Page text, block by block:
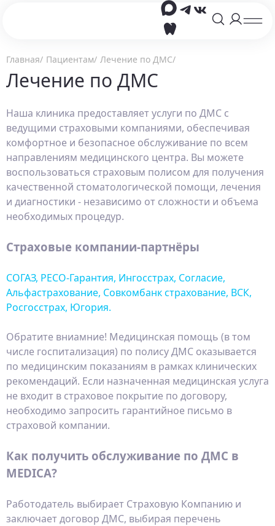
Главная Пациентам Лечение по ДМС
Лечение по ДМС
Наша клиника предоставляет услуги по ДМС с
ведущими страховыми компаниями, обеспечивая
комфортное и безопасное обслуживание по всем
направлениям медицинского центра. Вы можете
воспользоваться страховым полисом для получения
качественной стоматологической помощи, лечения
и диагностики - независимо от сложности и объема
необходимых процедур.
Страховые компании-партнёры
СОГАЗ, РЕСО-Гарантия, Ингосстрах, Согласие,
Альфастрахование, Совкомбанк страхование, ВСК,
Росгосстрах, Югория.
Обратите вниамние! Медицинская помощь (в том
числе госпитализация) по полису ДМС оказывается
по медицинским показаниям в рамках клинических
рекомендаций. Если назначенная медицинская услуга
не входит в страховое покрытие по договору,
необходимо запросить гарантийное письмо в
страховой компании.
Как получить обслуживание по ДМС в
MEDICA?
Работодатель выбирает Страховую Компанию и
заключает договор ДМС, выбирая перечень